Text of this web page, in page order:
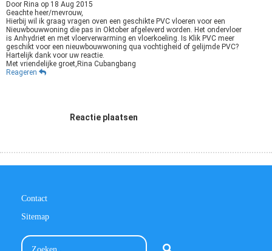
Door Rina op 18 Aug 2015
Geachte heer/mevrouw,
Hierbij wil ik graag vragen oven een geschikte PVC vloeren voor een
Nieuwbouwwoning die pas in Oktober afgeleverd worden. Het ondervloer
is Anhydriet en met vloerverwarming en vloerkoeling. Is Klik PVC meer
geschikt voor een nieuwbouwwoning qua vochtigheid of gelijmde PVC?
Hartelijk dank voor uw reactie.
Met vriendelijke groet,Rina Cubangbang
Reageren
Reactie plaatsen
Contact
Sitemap